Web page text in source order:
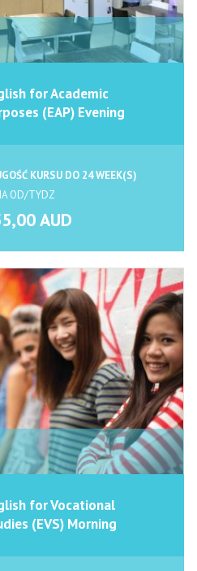
for Academic
(EAP) Evening
KURSU DO 24 WEEK(S)
OD/TYDZ
AUD
for Vocational
(EVS) Morning